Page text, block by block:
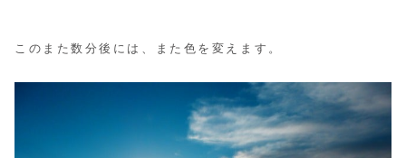
このまた数分後には、また色を変えます。